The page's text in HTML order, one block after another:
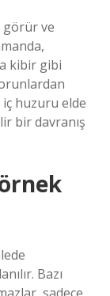
görür ve
kibir gibi
huzuru elde
bir davranış
Bazı